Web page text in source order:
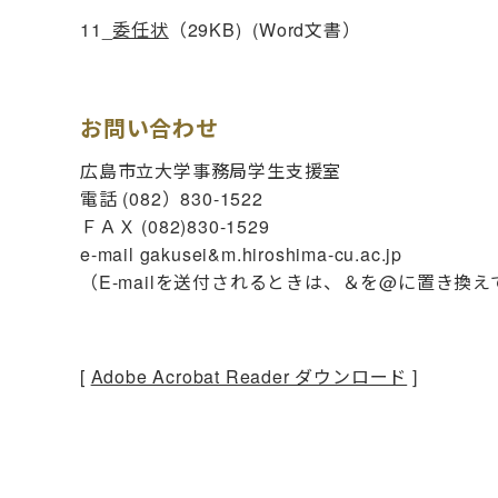
11_ 委任状 （29KB) (Word文書）
お問い合わせ
広島市立大学事務局学生支援室
電話 (082）830-1522
ＦＡＸ (082)830-1529
e-mail gakusei&m.hiroshima-cu.ac.jp
（E-mailを送付されるときは、＆を@に置き換え
[ Adobe Acrobat Reader ダウンロード ]